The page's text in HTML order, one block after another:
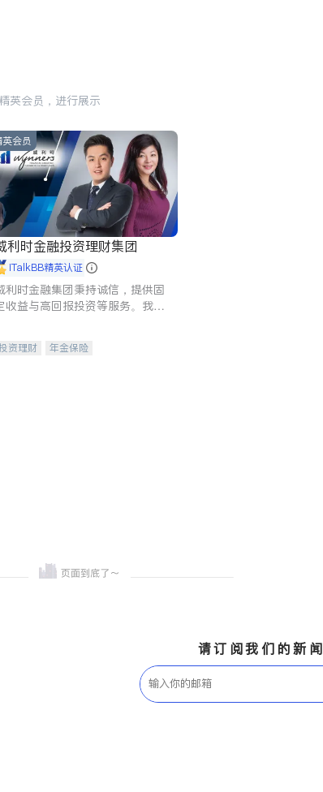
英会员，进行展示
英会员
利时金融投资理财集团
iTalkBB精英认证
利时金融集团秉持诚信，提供固
收益与高回报投资等服务。我们
元化组合，助力客户实现目标
资理财
年金保险
请订阅我们的新闻